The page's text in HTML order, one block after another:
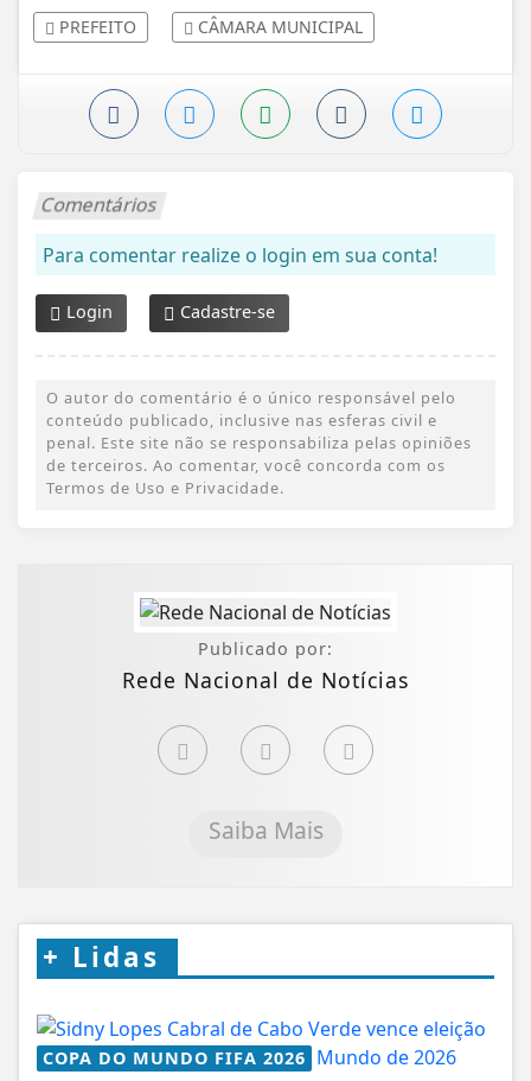
PREFEITO CÂMARA MUNICIPAL
Comentários
Para comentar realize o login em sua conta!
Login Cadastre-se
O autor do comentário é o único responsável pelo
conteúdo publicado, inclusive nas esferas civil e
penal. Este site não se responsabiliza pelas opiniões
de terceiros. Ao comentar, você concorda com os
Termos de Uso e Privacidade.
Publicado por:
Rede Nacional de Notícias
Saiba Mais
+ Lidas
COPA DO MUNDO FIFA 2026